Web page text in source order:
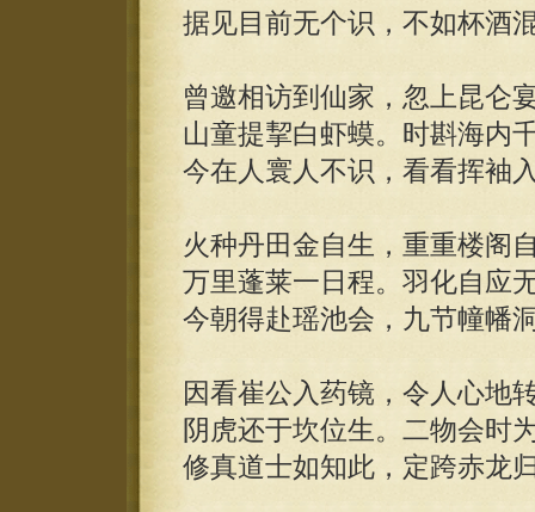
据见目前无个识，不如杯酒
曾邀相访到仙家，忽上昆仑
山童提挈白虾蟆。时斟海内
今在人寰人不识，看看挥袖
火种丹田金自生，重重楼阁
万里蓬莱一日程。羽化自应
今朝得赴瑶池会，九节幢幡
因看崔公入药镜，令人心地
阴虎还于坎位生。二物会时
修真道士如知此，定跨赤龙